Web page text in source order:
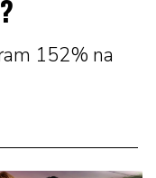
152% na